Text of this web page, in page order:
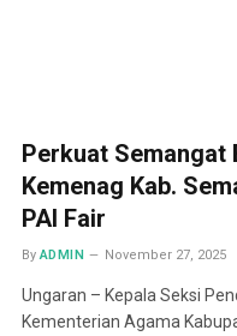
Perkuat Semangat
Kemenag Kab.
PAI Fair
By ADMIN November 27, 2025
Ungaran – Kepala Seksi
Kementerian Agama